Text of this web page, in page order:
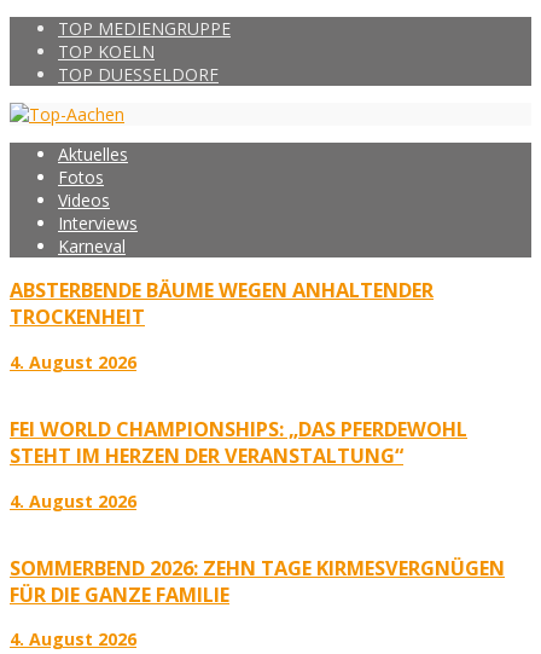
TOP MEDIENGRUPPE
TOP KOELN
TOP DUESSELDORF
Aktuelles
Fotos
Videos
Interviews
Karneval
ABSTERBENDE BÄUME WEGEN ANHALTENDER
TROCKENHEIT
4. August 2026
FEI WORLD CHAMPIONSHIPS: „DAS PFERDEWOHL
STEHT IM HERZEN DER VERANSTALTUNG“
4. August 2026
SOMMERBEND 2026: ZEHN TAGE KIRMESVERGNÜGEN
FÜR DIE GANZE FAMILIE
4. August 2026